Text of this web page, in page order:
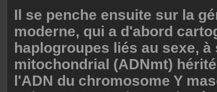
Il se penche ensuite sur la
moderne, qui a d'abord
haplogroupes liés au sexe,
mitochondrial (ADNmt)
l'ADN du chromosome Y